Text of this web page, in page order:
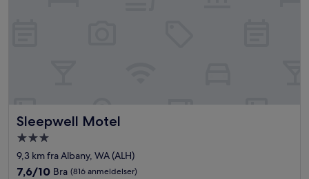
Sleepwell Motel
Sleepwell Motel
Overnattingssted
med
3.0
9,3 km fra Albany, WA (ALH)
7.6
7,6/10 Bra (816 anmeldelser)